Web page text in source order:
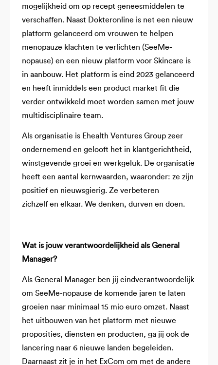
mogelijkheid om op recept geneesmiddelen te
verschaffen. Naast Dokteronline is net een nieuw
platform gelanceerd om vrouwen te helpen
menopauze klachten te verlichten (SeeMe-
nopause) en een nieuw platform voor Skincare is
in aanbouw. Het platform is eind 2023 gelanceerd
en heeft inmiddels een product market fit die
verder ontwikkeld moet worden samen met jouw
multidisciplinaire team.
Als organisatie is Ehealth Ventures Group zeer
ondernemend en gelooft het in klantgerichtheid,
winstgevende groei en werkgeluk. De organisatie
heeft een aantal kernwaarden, waaronder: ze zijn
positief en nieuwsgierig. Ze verbeteren
zichzelf en elkaar. We denken, durven en doen.
Wat is jouw verantwoordelijkheid als General
Manager?
Als General Manager ben jij eindverantwoordelijk
om SeeMe-nopause de komende jaren te laten
groeien naar minimaal 15 mio euro omzet. Naast
het uitbouwen van het platform met nieuwe
proposities, diensten en producten, ga jij ook de
lancering naar 6 nieuwe landen begeleiden.
Daarnaast zit je in het ExCom om met de andere